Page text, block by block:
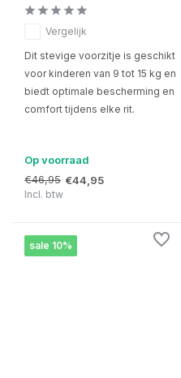
Vergelijk
Dit stevige voorzitje is geschikt
voor kinderen van 9 tot 15 kg en
biedt optimale bescherming en
comfort tijdens elke rit.
Op voorraad
€46,95 €44,95
Incl. btw
sale 10%